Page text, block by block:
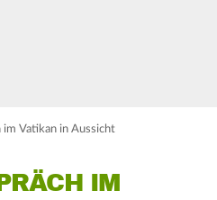
Vatikan in Aussicht
IM